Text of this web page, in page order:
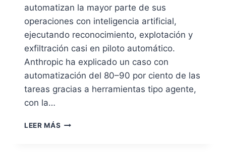
automatizan la mayor parte de sus
operaciones con inteligencia artificial,
ejecutando reconocimiento, explotación y
exfiltración casi en piloto automático.
Anthropic ha explicado un caso con
automatización del 80–90 por ciento de las
tareas gracias a herramientas tipo agente,
con la…
LEER MÁS CUANDO